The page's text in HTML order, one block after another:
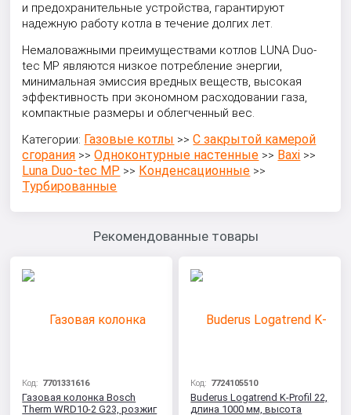
и предохранительные устройства, гарантируют
надежную работу котла в течение долгих лет.
Немаловажными преимуществами котлов LUNA Duo-
tec MP являются низкое потребление энергии,
минимальная эмиссия вредных веществ, высокая
эффективность при экономном расходовании газа,
компактные размеры и облегченный вес.
Категории: Газовые котлы >>С закрытой камерой
сгорания >>Одноконтурные настенные >> Baxi >>
Luna Duo-tec MP >> Конденсационные >>
Турбированные
Рекомендованные товары
Код: 7701331616
Газовая колонка Bosch
Therm WRD10-2 G23, розжиг
Код: 7724105510
Buderus Logatrend K-Profil 22,
длина 1000 мм, высота